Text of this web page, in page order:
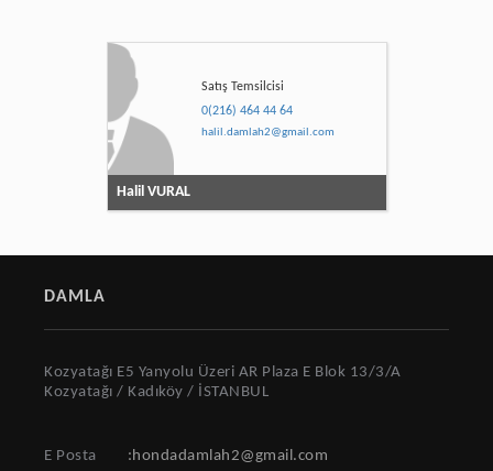
Satış Temsilcisi
0(216) 464 44 64
halil.damlah2@gmail.com
Halil VURAL
DAMLA
Kozyatağı E5 Yanyolu Üzeri AR Plaza E Blok 13/3/A
Kozyatağı / Kadıköy / İSTANBUL
E Posta
:hondadamlah2@gmail.com